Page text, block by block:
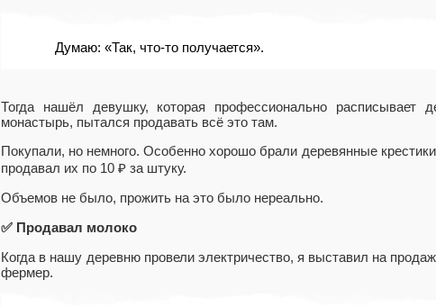
Думаю: «Так, что-то получается».
Тогда нашёл девушку, которая профессионально расписывает
монастырь, пытался продавать всё это там.
Покупали, но немного. Особенно хорошо брали деревянные
продавал их по 10 ₽ за штуку.
Объемов не было, прожить на это было нереально.
✅ Продавал молоко
Когда в нашу деревню провели электричество, я выставил на
фермер.